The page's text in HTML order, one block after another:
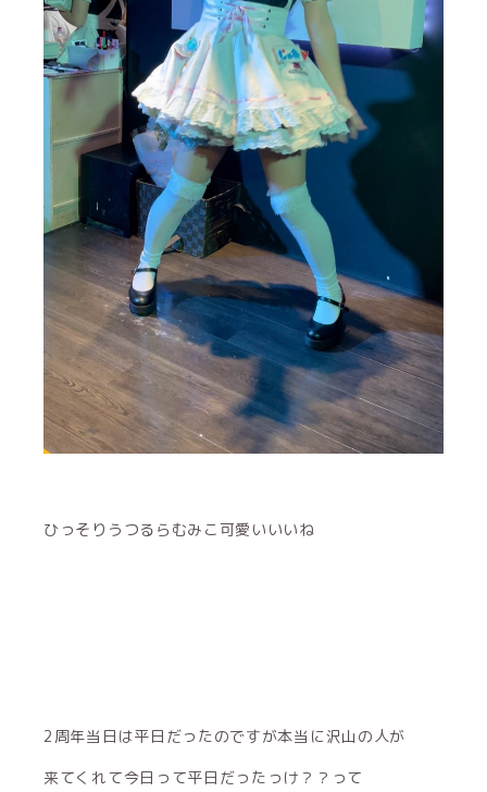
ひっそりうつるらむみこ可愛いいいね
2周年当日は平日だったのですが本当に沢山の人が
来てくれて今日って平日だったっけ？？って